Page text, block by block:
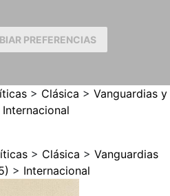
PREFERENCIAS
> Clásica > Vanguardias y
Internacional
> Clásica > Vanguardias
> Internacional